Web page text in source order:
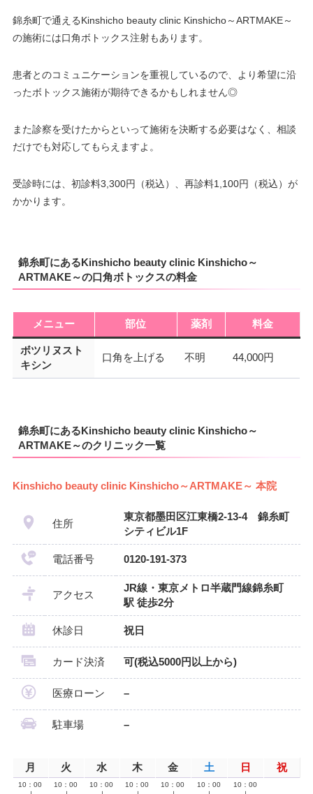
錦糸町で通えるKinshicho beauty clinic Kinshicho～ARTMAKE～
の施術には口角ボトックス注射もあります。
患者とのコミュニケーションを重視しているので、より希望に沿
ったボトックス施術が期待できるかもしれません◎
また診察を受けたからといって施術を決断する必要はなく、相談
だけでも対応してもらえますよ。
受診時には、初診料3,300円（税込）、再診料1,100円（税込）が
かかります。
錦糸町にあるKinshicho beauty clinic Kinshicho～
ARTMAKE～の口角ボトックスの料金
メニュー 部位 薬剤 料金
ボツリヌスト
キシン
口角を上げる 不明 44,000円
錦糸町にあるKinshicho beauty clinic Kinshicho～
ARTMAKE～のクリニック一覧
Kinshicho beauty clinic Kinshicho～ARTMAKE～ 本院
住所
東京都墨田区江東橋2-13-4 錦糸町
シティビル1F
電話番号 0120-191-373
アクセス
JR線・東京メトロ半蔵門線錦糸町
駅 徒歩2分
休診日 祝日
カード決済 可(税込5000円以上から)
医療ローン –
駐車場 –
月 火 水 木 金 土 日 祝
10：00
10：00
10：00
10：00
10：00
10：00
10：00